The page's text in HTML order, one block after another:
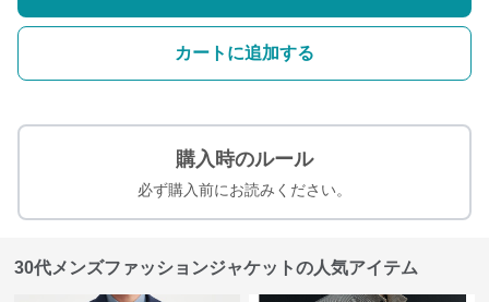
カートに追加する
購入時のルール
必ず購入前にお読みください。
30代メンズファッションジャケットの人気アイテム